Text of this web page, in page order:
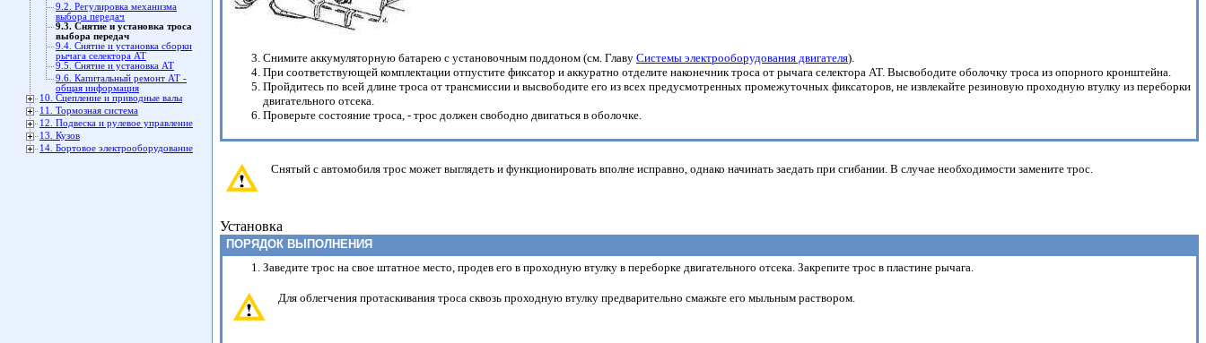
9.2. Регулировка механизма
выбора передач
9.3. Снятие и установка троса
выбора передач
9.4. Снятие и установка сборки
рычага селектора АТ
9.5. Снятие и установка АТ
9.6. Капитальный ремонт АТ -
общая информация
10. Сцепление и приводные валы
11. Тормозная система
12. Подвеска и рулевое управление
13. Кузов
14. Бортовое электрооборудование
Снимите аккумуляторную батарею с установочным поддоном (см. Главу Системы электрооборудования двигателя).
При соответствующей комплектации отпустите фиксатор и аккуратно отделите наконечник троса от рычага селектора АТ. Высвободите оболочку троса из опорного кронштейна.
Пройдитесь по всей длине троса от трансмиссии и высвободите его из всех предусмотренных промежуточных фиксаторов, не извлекайте резиновую проходную втулку из переборки
двигательного отсека.
Проверьте состояние троса, - трос должен свободно двигаться в оболочке.
Снятый с автомобиля трос может выглядеть и функционировать вполне исправно, однако начинать заедать при сгибании. В случае необходимости замените трос.
Установка
ПОРЯДОК ВЫПОЛНЕНИЯ
Заведите трос на свое штатное место, продев его в проходную втулку в переборке двигательного отсека. Закрепите трос в пластине рычага.
Для облегчения протаскивания троса сквозь проходную втулку предварительно смажьте его мыльным раствором.